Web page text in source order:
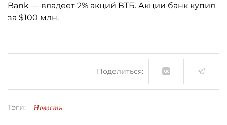
Bank — владеет 2% акций ВТБ. Акции банк купил
за $100 млн.
Поделиться:
Тэги: Новость